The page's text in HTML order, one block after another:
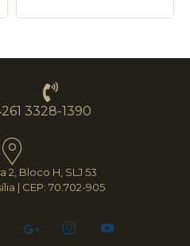
61 3328-1390
2, Bloco H, SLJ 53
| CEP: 70.702-905